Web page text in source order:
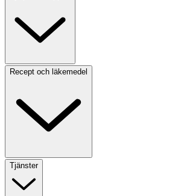
Recept och läkemedel
Tjänster